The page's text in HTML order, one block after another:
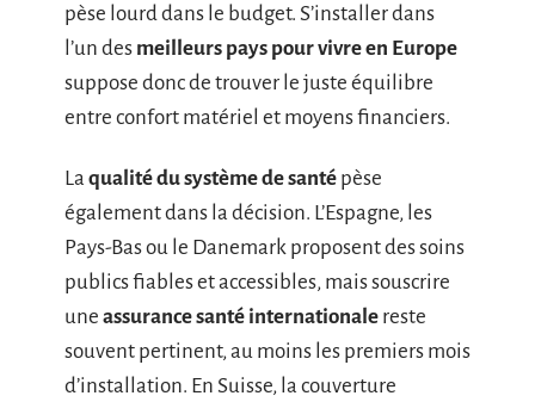
pèse lourd dans le budget. S’installer dans
l’un des meilleurs pays pour vivre en Europe
suppose donc de trouver le juste équilibre
entre confort matériel et moyens financiers.
La qualité du système de santé pèse
également dans la décision. L’Espagne, les
Pays-Bas ou le Danemark proposent des soins
publics fiables et accessibles, mais souscrire
une assurance santé internationale reste
souvent pertinent, au moins les premiers mois
d’installation. En Suisse, la couverture